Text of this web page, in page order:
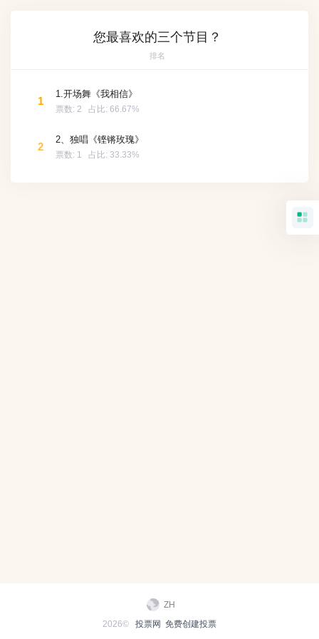
您最喜欢的三个节目？
排名
1
1.开场舞《我相信》
票数: 2 占比: 66.67%
2
2、独唱《铿锵玫瑰》
票数: 1 占比: 33.33%
2026© 投票网 免费创建投票
ZH